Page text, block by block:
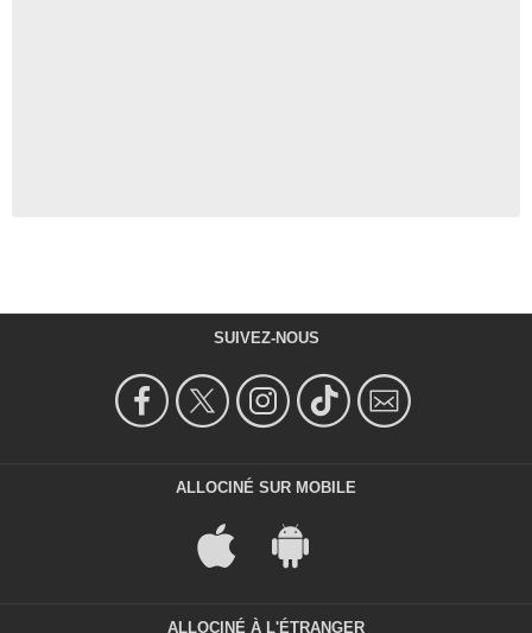
SUIVEZ-NOUS
ALLOCINÉ SUR MOBILE
ALLOCINÉ À L'ÉTRANGER